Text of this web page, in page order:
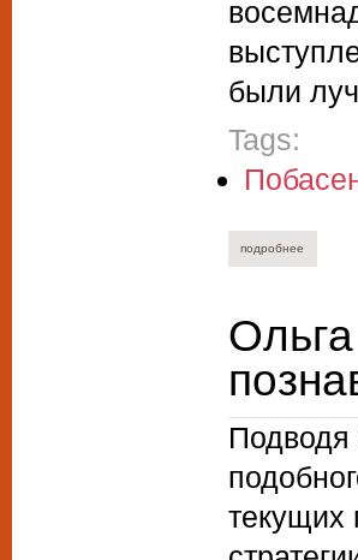
были
Tags:
подробнее
Подводя
текущих